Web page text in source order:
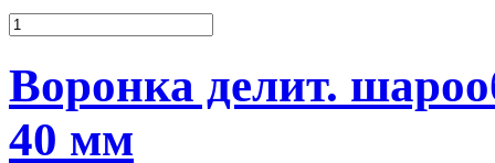
Воронка делит.
40 мм